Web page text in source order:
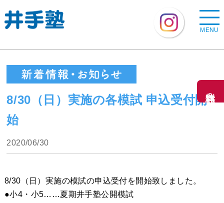
MENU
8/30（日）実施の各模試 申込受付開
始
2020/06/30
8/30（日）実施の模試の申込受付を開始致しました。
●小4・小5……夏期井手塾公開模試
無料体験＆資料請求